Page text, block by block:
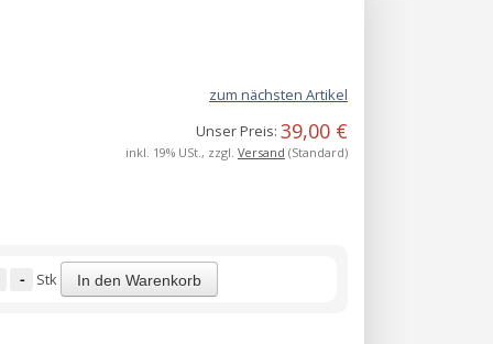
zum nächsten Artikel
Unser Preis: 39,00 €
inkl. 19% USt., zzgl. Versand (Standard)
- Stk In den Warenkorb